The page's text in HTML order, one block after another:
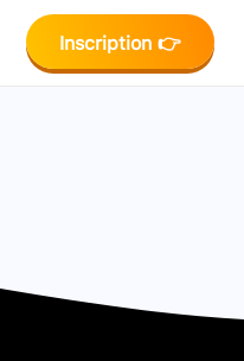
Inscription 👉